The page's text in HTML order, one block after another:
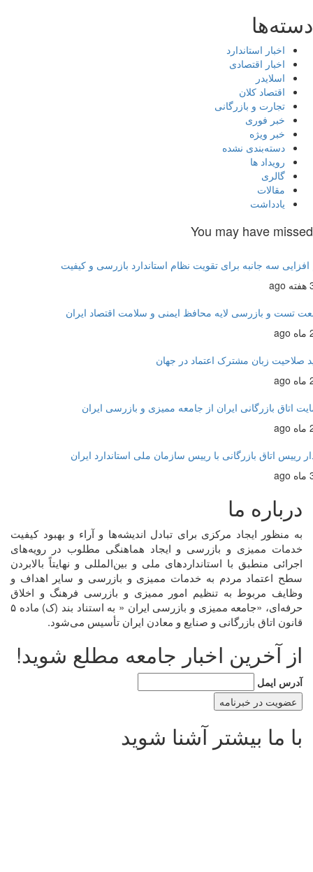
اخبار استاندارد
اخبار اقتصادی
اسلایدر
اقتصاد کلان
تجارت و بازرگانی
خبر فوری
خبر ویژه
دسته‌بندی نشده
رویداد ها
گالری
مقالات
یادداشت
You may have
سه جانبه برای تقویت نظام استاندارد بازرسی و کیفیت
و بازرسی لایه محافظ ایمنی و سلامت اقتصاد ایران
صلاحیت زبان مشترک اعتماد در جهان
اتاق بازرگانی ایران از جامعه ممیزی و بازرسی ایران
رییس اتاق بازرگانی با رییس سازمان ملی استاندارد ایران
درباره ما
به منظور ايجاد مرکزی برای تبادل انديشه‌ها و آراء و بهبود کيفيت
خدمات مميزی و بازرسی و ايجاد هماهنگی مطلوب در رويه‌های
اجرائی منطبق با استانداردهای ملی و بين‌المللی و نهايتاً بالابردن
سطح اعتماد مردم به خدمات مميزی و بازرسی و ساير اهداف و
وظايف مربوط به تنظيم امور مميزی و بازرسی فرهنگ و اخلاق
حرفه‌ای، «جامعه مميزی و بازرسی ايران « به استناد بند (ک) ماده ۵
قانون اتاق بازرگانی و صنايع و معادن ايران تأسيس می‌شود.
از آخرین اخبار جامعه مطلع شوید!
آدرس ایمل
با ما بیشتر آشنا شوید